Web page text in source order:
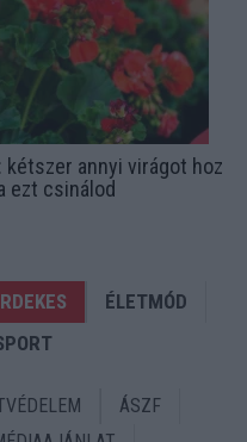
annyi virágot hoz
ezt csinálod
ÉLETMÓD
ÁSZF